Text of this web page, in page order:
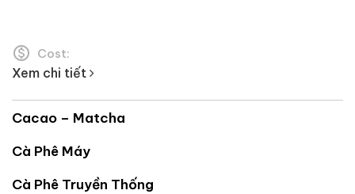
Cacao – Matcha
Cà Phê Máy
Cà Phê Truyền Thống
Cost:
Xem chi tiết